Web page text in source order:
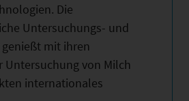
Die
Untersuchungs- und
mit ihren
Untersuchung von Milch
internationales